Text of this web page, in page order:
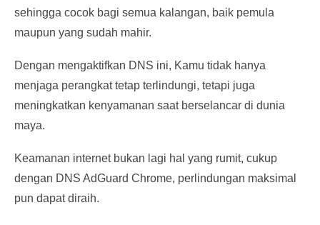
sehingga cocok bagi semua kalangan, baik pemula
maupun yang sudah mahir.
Dengan mengaktifkan DNS ini, Kamu tidak hanya
menjaga perangkat tetap terlindungi, tetapi juga
meningkatkan kenyamanan saat berselancar di dunia
maya.
Keamanan internet bukan lagi hal yang rumit, cukup
dengan DNS AdGuard Chrome, perlindungan maksimal
pun dapat diraih.